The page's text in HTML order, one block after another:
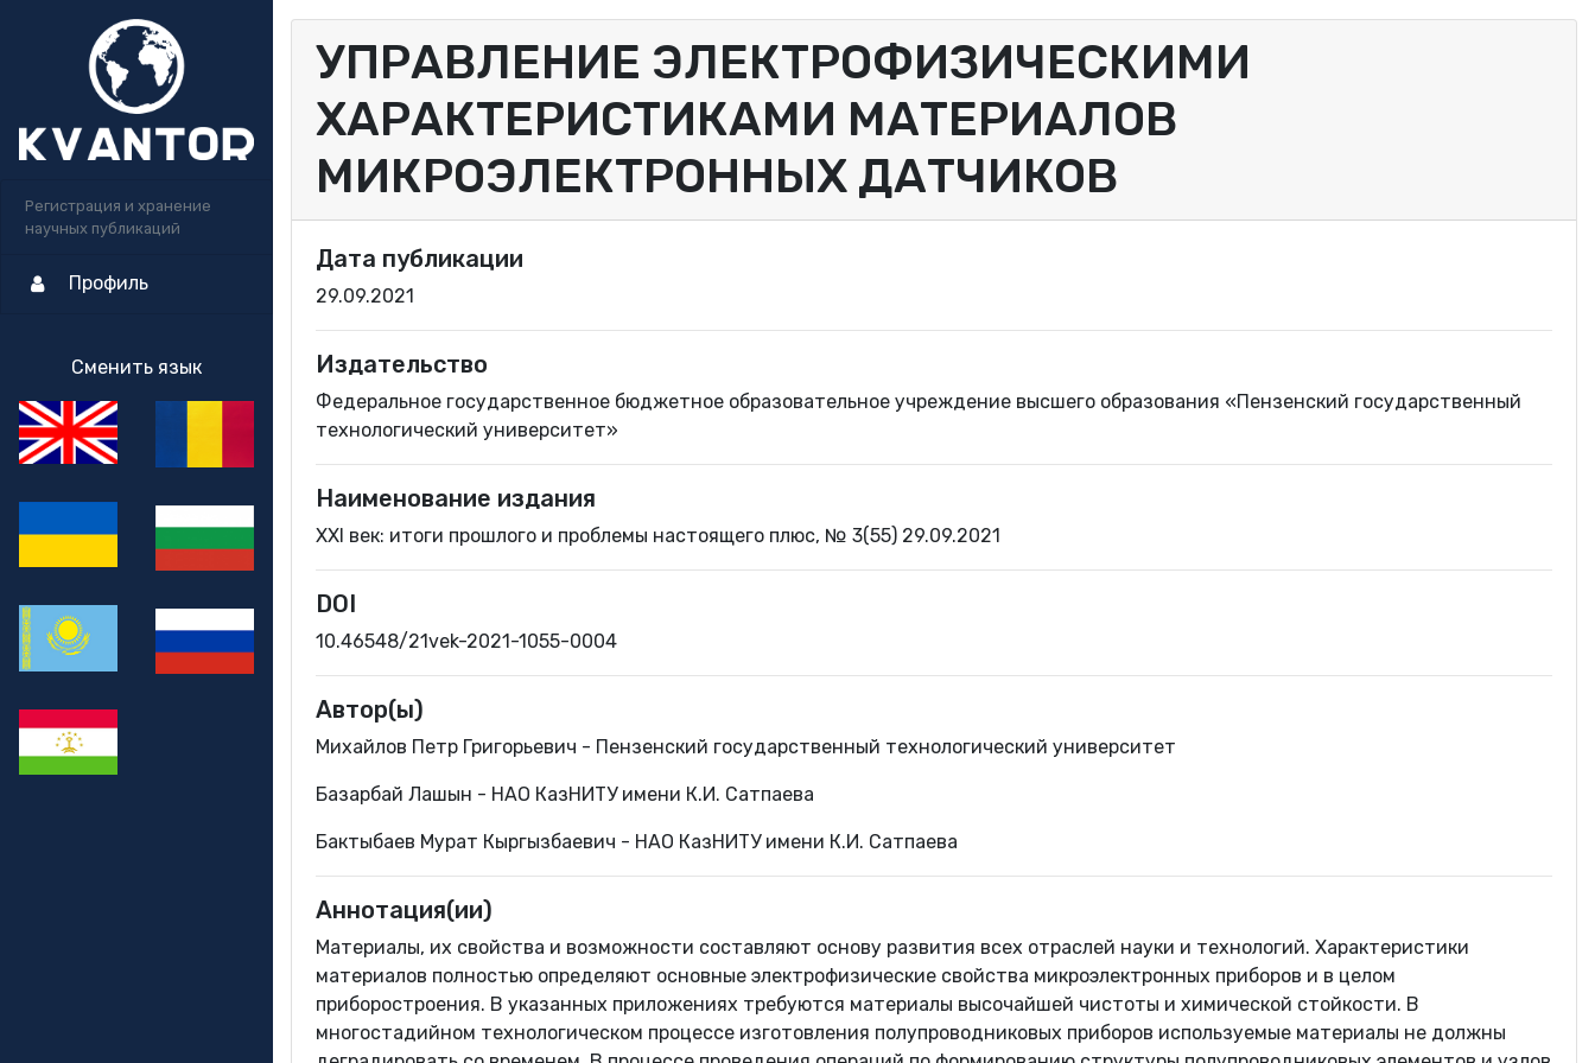
Регистрация и хранение
научных публикаций
Профиль
Сменить язык
УПРАВЛЕНИЕ ЭЛЕКТРОФИЗИЧЕСКИМИ
ХАРАКТЕРИСТИКАМИ МАТЕРИАЛОВ
МИКРОЭЛЕКТРОННЫХ ДАТЧИКОВ
Дата публикации
29.09.2021
Издательство
Федеральное государственное бюджетное образовательное учреждение высшего образования «Пензенский государственный
технологический университет»
Наименование издания
XXI век: итоги прошлого и проблемы настоящего плюс, № 3(55) 29.09.2021
DOI
10.46548/21vek-2021-1055-0004
Автор(ы)
Михайлов Петр Григорьевич - Пензенский государственный технологический университет
Базарбай Лашын - НАО КазНИТУ имени К.И. Сатпаева
Бактыбаев Мурат Кыргызбаевич - НАО КазНИТУ имени К.И. Сатпаева
Аннотация(ии)
Материалы, их свойства и возможности составляют основу развития всех отраслей науки и технологий. Характеристики
материалов полностью определяют основные электрофизические свойства микроэлектронных приборов и в целом
приборостроения. В указанных приложениях требуются материалы высочайшей чистоты и химической стойкости. В
многостадийном технологическом процессе изготовления полупроводниковых приборов используемые материалы не должны